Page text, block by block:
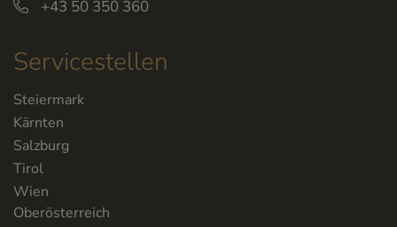
+43 50 350 360
Servicestellen
Steiermark
Kärnten
Salzburg
Tirol
Wien
Oberösterreich